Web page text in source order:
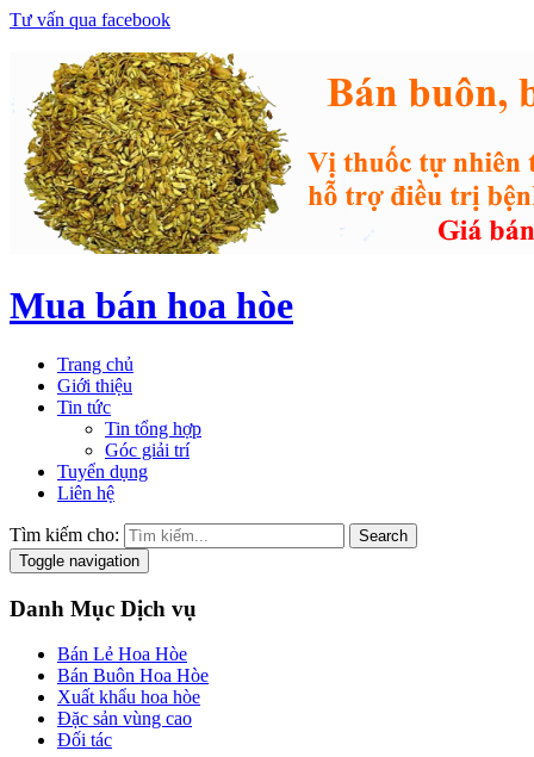
Tư vấn qua facebook
Mua bán hoa hòe
Trang chủ
Giới thiệu
Tin tức
Tin tổng hợp
Góc giải trí
Tuyển dụng
Liên hệ
Tìm kiếm cho:
Search
Toggle navigation
Danh Mục Dịch vụ
Bán Lẻ Hoa Hòe
Bán Buôn Hoa Hòe
Xuất khẩu hoa hòe
Đặc sản vùng cao
Đối tác